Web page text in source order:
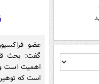
عضو
گفت: بحث
اهمیت است و
است که